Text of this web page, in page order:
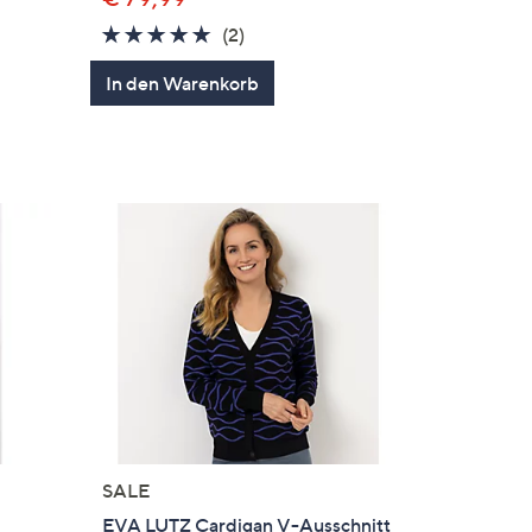
5.0
von
5
(2)
Bewertungen
In den Warenkorb
SALE
EVA LUTZ Cardigan V-Ausschnitt